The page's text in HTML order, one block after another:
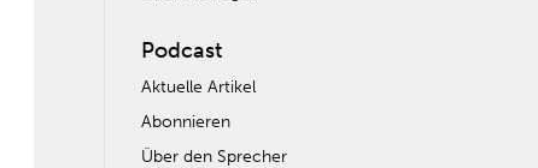
Podcast
Aktuelle Artikel
Abonnieren
Über den Sprecher